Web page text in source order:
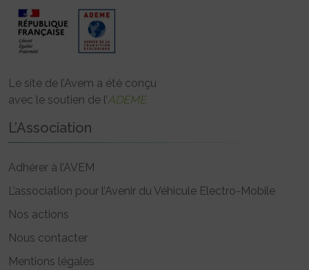
Le site de l’Avem a été conçu
avec le soutien de l’ADEME
L’Association
Adhérer à l’AVEM
L’association pour l’Avenir du Véhicule Electro-Mobile
Nos actions
Nous contacter
Mentions légales